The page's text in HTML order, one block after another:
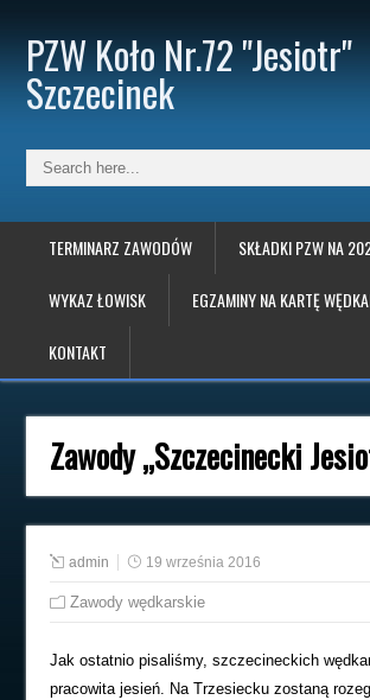
PZW Koło Nr.72 "Jesiotr"
Szczecinek
TERMINARZ ZAWODÓW SKŁADKI PZW NA
WYKAZ ŁOWISK EGZAMINY NA KARTĘ
KONTAKT
Zawody „Szczecinecki
admin 19 września 2016
Zawody wędkarskie
Jak ostatnio pisaliśmy, szczecineckich
pracowita jesień. Na Trzesiecku zostaną